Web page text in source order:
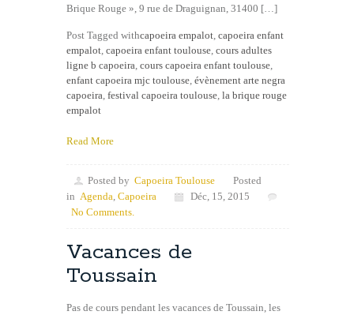
Brique Rouge », 9 rue de Draguignan, 31400 […]
Post Tagged withcapoeira empalot capoeira enfant
empalot capoeira enfant toulouse cours adultes
ligne b capoeira cours capoeira enfant toulouse
enfant capoeira mjc toulouse évènement arte negra
capoeira festival capoeira toulouse la brique rouge
empalot
Read More
Posted by Capoeira Toulouse
Posted
in Agenda Capoeira
Déc, 15, 2015
No Comments.
Vacances de
Toussain
Pas de cours pendant les vacances de Toussain, les